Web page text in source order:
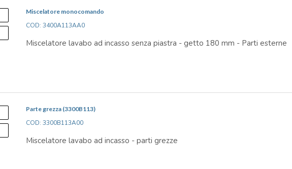
Miscelatore monocomando
COD: 3400A113AA0
Miscelatore lavabo ad incasso senza piastra - getto 180 mm - Parti esterne
Parte grezza (3300B113)
COD: 3300B113A00
Miscelatore lavabo ad incasso - parti grezze